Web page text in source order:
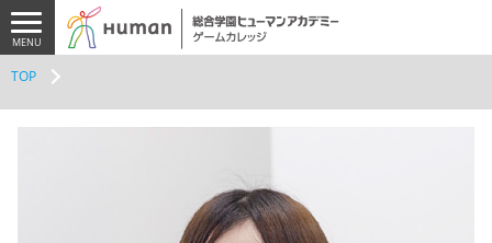
ゲームカレッジ TOP
まだ専攻が決まっていない
プランナー専攻
TOP